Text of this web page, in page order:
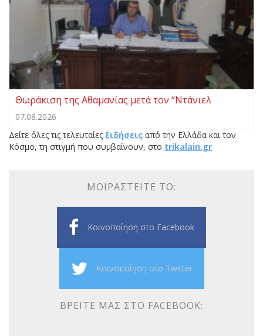
Θωράκιση της Αθαμανίας μετά τον “Ντάνιελ
07.08.2026
Δείτε όλες τις τελευταίες Ειδήσεις από την Ελλάδα και τον
Κόσμο, τη στιγμή που συμβαίνουν, στο trikalain.gr
ΜΟΙΡΑΣΤΕΊΤΕ ΤΟ:
Κοινοποίηση στο Facebook
Κοινοποίηση στο Twitter
ΒΡΕΊΤΕ ΜΑΣ ΣΤΟ FACEBOOK: